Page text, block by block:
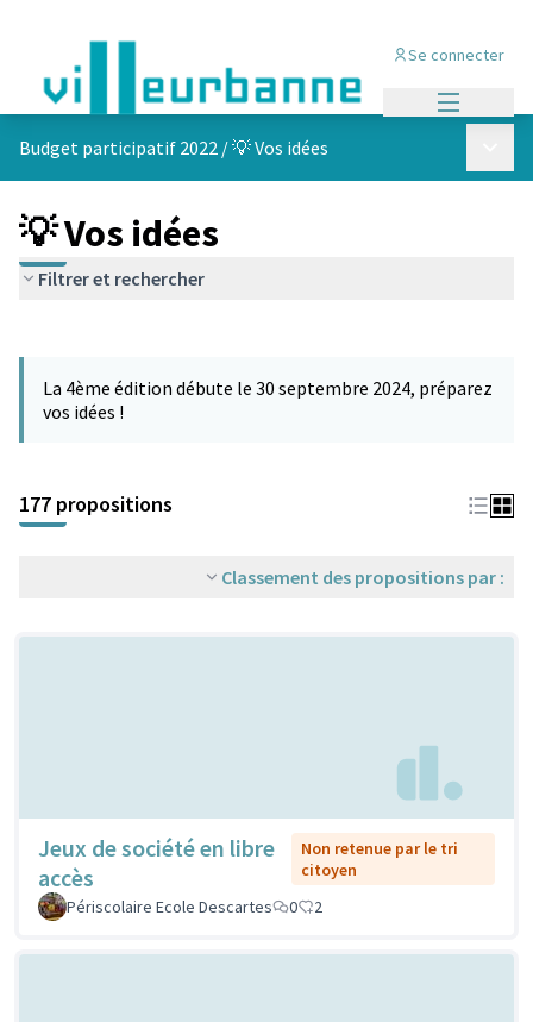
Se connecter
Budget participatif 2022 /💡 Vos idées
💡 Vos idées
Filtrer et rechercher
−
La 4ème édition débute le 30 septembre 2024, préparez
vos idées !
177 propositions
Classement des propositions par :
Jeux de société en libre
accès
Non retenue par le tri
citoyen
Périscolaire Ecole Descartes
0 2